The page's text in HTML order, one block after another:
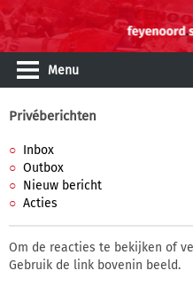
Menu
Privéberichten
Inbox
Outbox
Nieuw bericht
Acties
Om de reacties te bekijken of
Gebruik de link bovenin beeld.